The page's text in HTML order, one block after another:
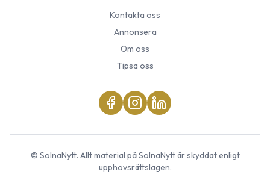
Kontakta oss
Annonsera
Om oss
Tipsa oss
© SolnaNytt. Allt material påSolnaNyttär skyddat enligt
upphovsrättslagen.